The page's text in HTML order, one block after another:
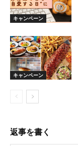
キャンペーン
キャンペーン
返事を書く